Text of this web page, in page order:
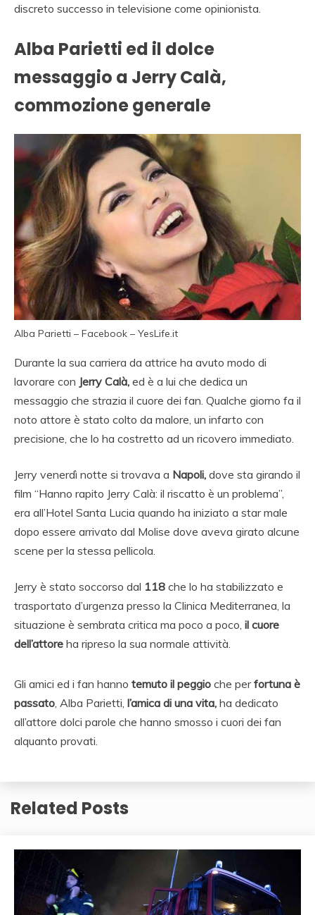
discreto successo in televisione come opinionista.
Alba Parietti ed il dolce
messaggio a Jerry Calà,
commozione generale
Alba Parietti – Facebook – YesLife.it
Durante la sua carriera da attrice ha avuto modo di
lavorare con Jerry Calà, ed è a lui che dedica un
messaggio che strazia il cuore dei fan. Qualche giorno fa il
noto attore è stato colto da malore, un infarto con
precisione, che lo ha costretto ad un ricovero immediato.
Jerry venerdì notte si trovava a Napoli, dove sta girando il
film “Hanno rapito Jerry Calà: il riscatto è un problema”,
era all’Hotel Santa Lucia quando ha iniziato a star male
dopo essere arrivato dal Molise dove aveva girato alcune
scene per la stessa pellicola.
Jerry è stato soccorso dal 118 che lo ha stabilizzato e
trasportato d’urgenza presso la Clinica Mediterranea, la
situazione è sembrata critica ma poco a poco, il cuore
dell’attore ha ripreso la sua normale attività.
Gli amici ed i fan hanno temuto il peggio che perfortuna è
passato, Alba Parietti, l’amica di una vita, ha dedicato
all’attore dolci parole che hanno smosso i cuori dei fan
alquanto provati.
Related Posts